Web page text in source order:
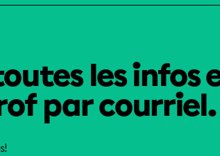
les infos
par courriel.